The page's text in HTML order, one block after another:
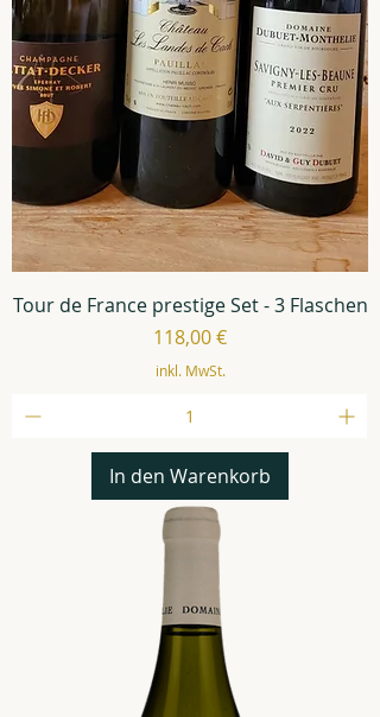
Tour de France prestige Set - 3 Flaschen
Preis
118,00 €
inkl. MwSt.
In den Warenkorb